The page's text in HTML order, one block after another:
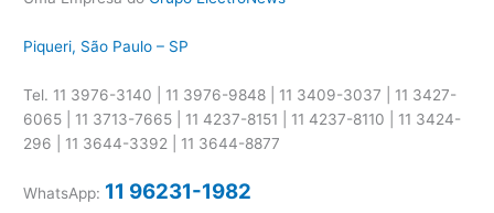
Piqueri, São Paulo – SP
Tel. 11 3976-3140 | 11 3976-9848 | 11 3409-3037 | 11 3427-
6065 | 11 3713-7665 | 11 4237-8151 | 11 4237-8110 | 11 3424-
296 | 11 3644-3392 | 11 3644-8877
WhatsApp: 11 96231-1982